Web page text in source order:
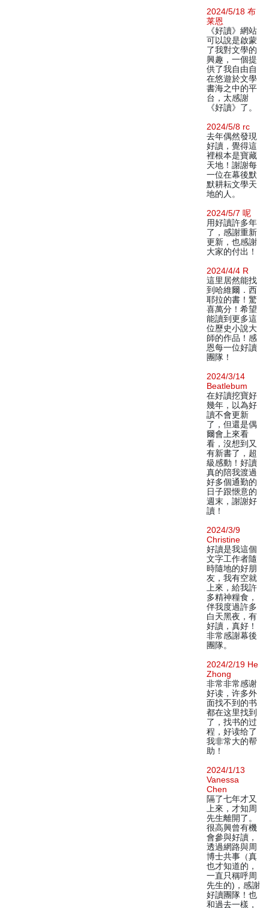
2024/5/18 布
莱恩
《好讀》網站
可以說是啟蒙
了我對文學的
興趣，一個提
供了我自由自
在悠遊於文學
書海之中的平
台，太感謝
《好讀》了。
2024/5/8 rc
去年偶然發現
好讀，覺得這
裡根本是寶藏
天地！謝謝每
一位在幕後默
默耕耘文學天
地的人。
2024/5/7 呢
用好讀許多年
了，感謝重新
更新，也感謝
大家的付出！
2024/4/4 R
這里居然能找
到哈維爾．西
耶拉的書！驚
喜萬分！希望
能讀到更多這
位歷史小說大
師的作品！感
恩每一位好讀
團隊！
2024/3/14
Beatlebum
在好讀挖寶好
幾年，以為好
讀不會更新
了，但還是偶
爾會上來看
看，沒想到又
有新書了，超
級感動！好讀
真的陪我渡過
好多個通勤的
日子跟愜意的
週末，謝謝好
讀！
2024/3/9
Christine
好讀是我這個
文字工作者隨
時隨地的好朋
友，我有空就
上來，給我許
多精神糧食，
伴我度過許多
白天黑夜，有
好讀，真好！
非常感謝幕後
團隊。
2024/2/19 He
Zhong
非常非常感谢
好读，许多外
面找不到的书
都在这里找到
了，找书的过
程，好读给了
我非常大的帮
助！
2024/1/13
Vanessa
Chen
隔了七年才又
上來，才知周
先生離開了。
很高興曾有機
會參與好讀，
透過網路與周
博士共事（真
也才知道的，
一直只稱呼周
先生的)，感謝
好讀團隊！也
和過去一樣，